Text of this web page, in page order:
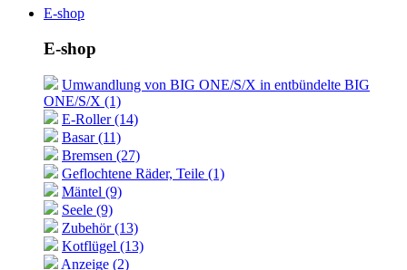
E-shop
E-shop
Umwandlung von BIG ONE/S/X in entbündelte BIG
ONE/S/X (1)
E-Roller (14)
Basar (11)
Bremsen (27)
Geflochtene Räder, Teile (1)
Mäntel (9)
Seele (9)
Zubehör (13)
Kotflügel (13)
Anzeige (2)